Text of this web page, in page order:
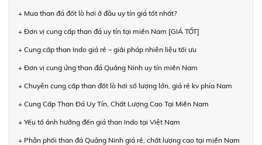
+ Mua than đá đốt lò hơi ở đâu uy tín giá tốt nhất?
+ Đơn vị cung cấp than đá uy tín tại miền Nam [GIÁ TỐT]
+ Cung cấp than Indo giá rẻ – giải pháp nhiên liệu tối ưu
+ Đơn vị cung ứng than đá Quảng Ninh uy tín miền Nam
+ Chuyên cung cấp than đốt lò hơi số lượng lớn, giá rẻ kv phía Nam
+ Cung Cấp Than Đá Uy Tín, Chất Lượng Cao Tại Miền Nam
+ Yếu tố ảnh hưởng đến giá than Indo tại Việt Nam
+ Phân phối than đá Quảng Ninh giá rẻ, chất lượng cao tại miền Nam